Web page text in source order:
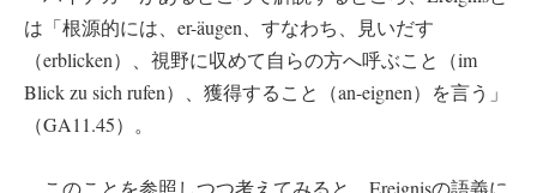
は「根源的には、er-äugen、すなわち、見いだす
（erblicken）、視野に収めて自らの方へ呼ぶこと（im
Blick zu sich rufen）、獲得すること（an-eignen）を言う」
（GA11.45）。
このことを参照しつつ考えてみると、Ereignisの語義に